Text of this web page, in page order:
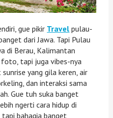
gue pikir Travel pulau-
dari Jawa. Tapi Pulau
di Berau, Kalimantan
foto, tapi juga vibes-nya
yang gila keren, air
dan interaksi sama
Gue tuh suka banget
ngerti cara hidup di
tapi bahagia banget